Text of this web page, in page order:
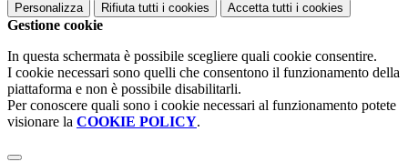
Personalizza Rifiuta tutti i cookies Accetta tutti i cookies
Gestione cookie
In questa schermata è possibile scegliere quali cookie consentire.
I cookie necessari sono quelli che consentono il funzionamento della
piattaforma e non è possibile disabilitarli.
Per conoscere quali sono i cookie necessari al funzionamento potete
visionare la COOKIE POLICY.